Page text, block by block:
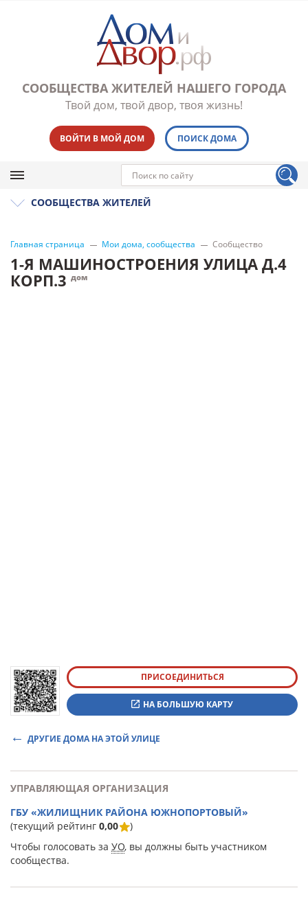
СООБЩЕСТВА ЖИТЕЛЕЙ НАШЕГО ГОРОДА
Твой дом, твой двор, твоя жизнь!
ВОЙТИ В МОЙ ДОМ ПОИСК ДОМА
СООБЩЕСТВА ЖИТЕЛЕЙ
Главная страница Мои дома, сообщества Сообщество
1-Я МАШИНОСТРОЕНИЯ УЛИЦА Д.4
КОРП.3 дом
ПРИСОЕДИНИТЬСЯ
НА БОЛЬШУЮ КАРТУ
ДРУГИЕ ДОМА НА ЭТОЙ УЛИЦЕ
УПРАВЛЯЮЩАЯ ОРГАНИЗАЦИЯ
ГБУ «ЖИЛИЩНИК РАЙОНА ЮЖНОПОРТОВЫЙ»
(текущий рейтинг 0,00
)
Чтобы голосовать за УО, вы должны быть участником
сообщества.